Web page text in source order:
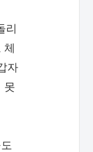
리
자
못